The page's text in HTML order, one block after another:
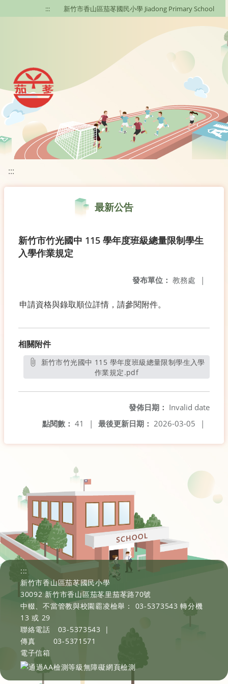
移至網頁之主要內容區位置
::: 新竹市香山區茄苳國民小學 Jiadong Primary School
:::
最新公告
新竹市竹光國中 115 學年度班級總量限制學生
入學作業規定
發布單位： 教務處 |
申請資格與錄取順位詳情，請參閱附件。
相關附件
作業規定.pdf另開新視窗
發佈日期： Invalid date
最後更新日期： 2026-03-05 |
點閱數： 41 |
:::
新竹市香山區茄苳國民小學
30092 新竹市香山區茄苳里茄苳路70號
中輟、不當管教與校園霸凌檢舉： 03-5373543 轉分機
13 或 29
聯絡電話
03-5373543
|
傳真
03-5371571
電子信箱